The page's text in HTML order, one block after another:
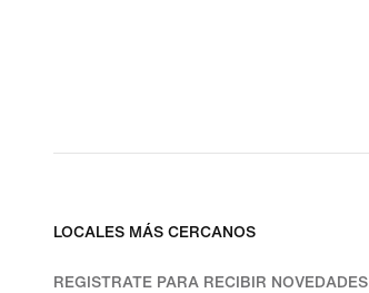
LOCALES MÁS CERCANOS
REGISTRATE PARA RECIBIR NOVEDADES